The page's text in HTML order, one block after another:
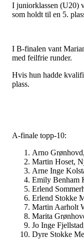
I juniorklassen (U20)
som holdt til en 5.
I B-finalen vant
med feilfrie runder.
Hvis hun hadde
plass.
A-finale topp-10:
Arno
Martin Hoset,
Arne Inge
Emily Benham
Erlend
Erlend Stokke
Martin Aarholt
Marita
Jo Inge
Dyre Stokke